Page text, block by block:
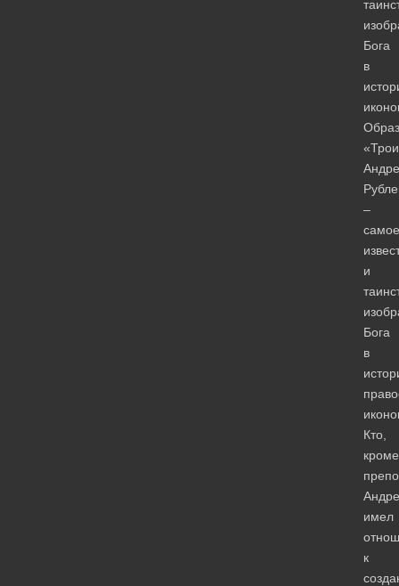
Бога
в
Образ
–
самое
и
Бога
в
Кто,
кроме
имел
к